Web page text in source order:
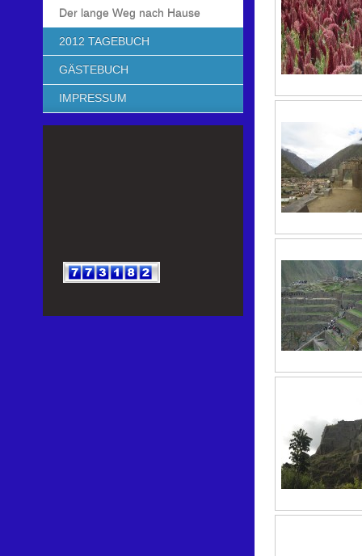
Der lange Weg nach Hause
2012 TAGEBUCH
GÄSTEBUCH
IMPRESSUM